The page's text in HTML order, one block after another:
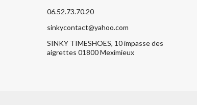
06.52.73.70.20
sinkycontact@yahoo.com
SINKY TIMESHOES, 10 impasse des
aigrettes 01800 Meximieux